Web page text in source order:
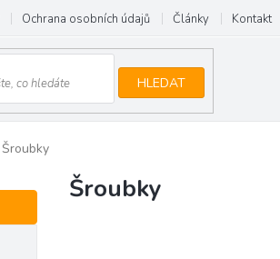
Ochrana osobních údajů Články Kontakt
HLEDAT
Šroubky
Šroubky